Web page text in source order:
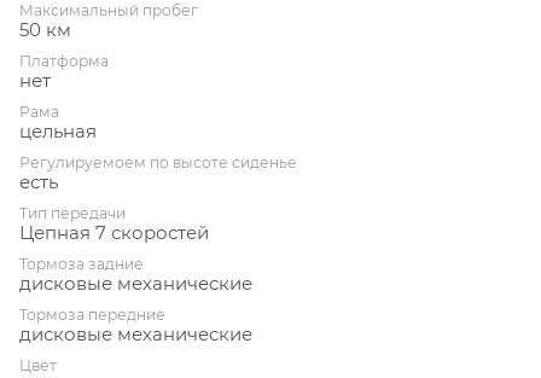
Максимальный пробег
50 км
Платформа
нет
Рама
цельная
Регулируемоем по высоте сиденье
есть
Тип передачи
Цепная 7 скоростей
Тормоза задние
дисковые механические
Тормоза передние
дисковые механические
Цвет